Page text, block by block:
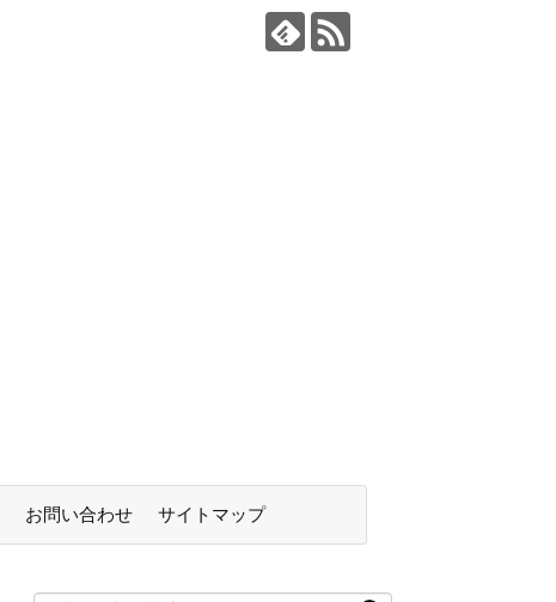
お問い合わせ サイトマップ